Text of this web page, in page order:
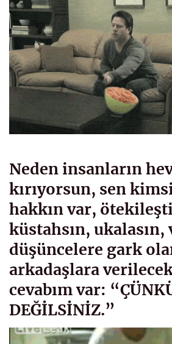
Neden insanların
kırıyorsun, sen
hakkın var,
küstahsın, ukalasın,
düşüncelere gark
arkadaşlara
cevabım var:
DEĞİLSİNİZ.”